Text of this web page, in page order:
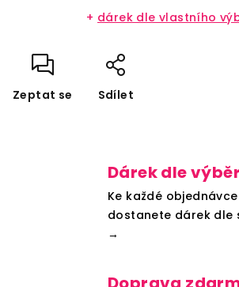
+ dárek dle vlastního
Zeptat se Sdílet
Dárek dle
Ke každé
dostanete dárek dle
→